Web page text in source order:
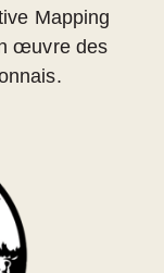
Mapping
œuvre des